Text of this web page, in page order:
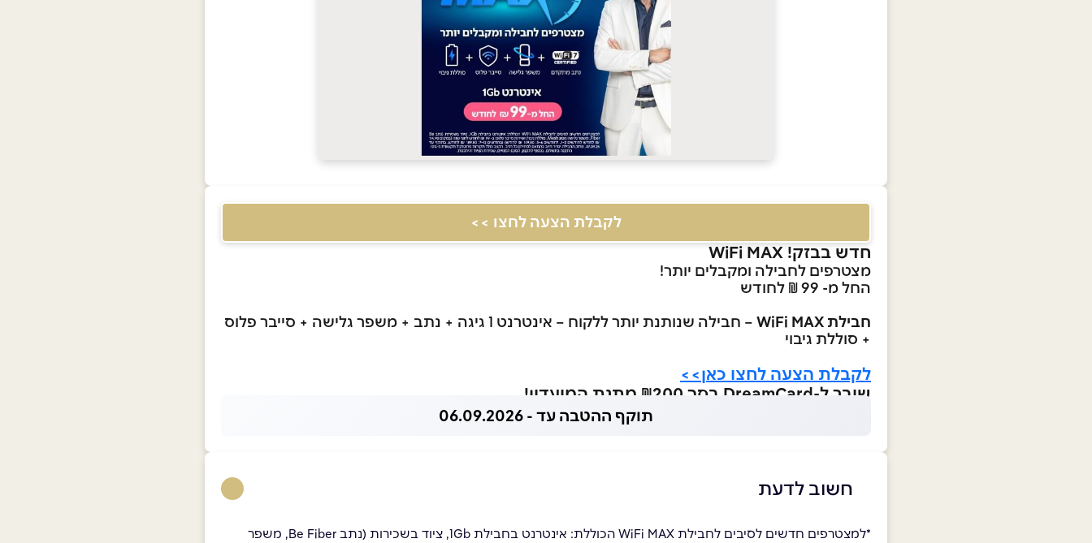
לקבלת הצעה לחצו >>
חדש בבזק! WiFi MAX
מצטרפים לחבילה ומקבלים יותר!
החל מ- 99 ₪ לחודש
חבילת WiFi MAX
– חבילה שנותנת יותר ללקוח – אינטרנט 1 גיגה + נתב + משפר גלישה + סייבר פלוס
+ סוללת גיבוי
לקבלת הצעה לחצו כאן>>
שובר ל-DreamCard בסך ₪200 מתנת המועדון!
תוקף ההטבה עד - 06.09.2026
חשוב לדעת
*למצטרפים חדשים לסיבים לחבילת WiFi MAX הכוללת: אינטרנט בחבילת 1Gb, ציוד בשכירות (נתב Be Fiber, משפר